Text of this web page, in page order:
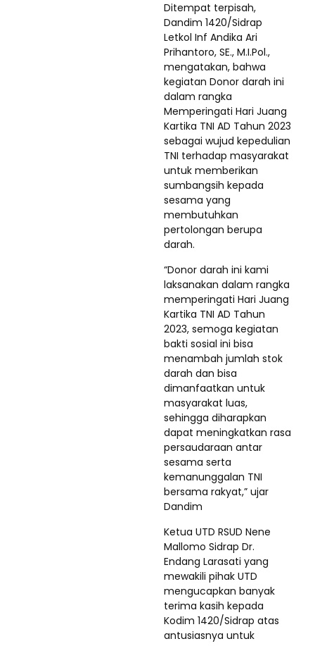
Ditempat terpisah,
Dandim 1420/Sidrap
Letkol Inf Andika Ari
Prihantoro, SE., M.I.Pol.,
mengatakan, bahwa
kegiatan Donor darah ini
dalam rangka
Memperingati Hari Juang
Kartika TNI AD Tahun 2023
sebagai wujud kepedulian
TNI terhadap masyarakat
untuk memberikan
sumbangsih kepada
sesama yang
membutuhkan
pertolongan berupa
darah.
“Donor darah ini kami
laksanakan dalam rangka
memperingati Hari Juang
Kartika TNI AD Tahun
2023, semoga kegiatan
bakti sosial ini bisa
menambah jumlah stok
darah dan bisa
dimanfaatkan untuk
masyarakat luas,
sehingga diharapkan
dapat meningkatkan rasa
persaudaraan antar
sesama serta
kemanunggalan TNI
bersama rakyat,” ujar
Dandim
Ketua UTD RSUD Nene
Mallomo Sidrap Dr.
Endang Larasati yang
mewakili pihak UTD
mengucapkan banyak
terima kasih kepada
Kodim 1420/Sidrap atas
antusiasnya untuk